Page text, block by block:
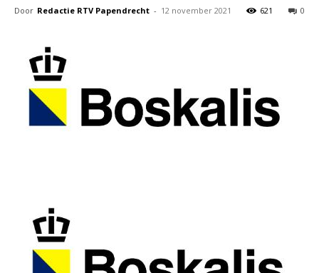
Door Redactie RTV Papendrecht - 12 november 2021 0
621